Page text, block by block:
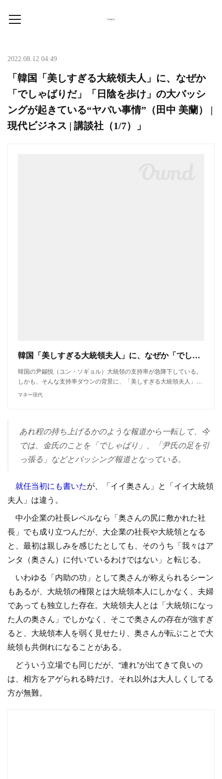
2022.08.12 04:49
「韓国「美しすぎる大統領夫人」に、なぜか
「でしゃばりだ」「日陰を歩け」の大バッシ
ングが起きている“ヤバい事情”（田中 美蘭） |
現代ビジネス | 講談社（1/7）」
韓国「美しすぎる大統領夫人」に、なぜか「でしゃばりだ」「日陰を歩け」の大バッシングが起きている“ヤバい事情”（田中 美蘭） @moneygendai
韓国の尹錫悦（ユン・ソギョル）大統領の支持率が急降下している。
しかも、そんな支持率ダウンの背景に、「美しすぎる大統領夫人」…
マネー現代
あれ程の持ち上げるかのような報道から一転して、今
では、金氏のことを「でしゃばり」、「尹氏の足を引
っ張る」などとバッシング報道となっている。
就任当初にも書いたが、「イイ奥さん」と「イイ大統領
夫人」は違う。
中小企業の社長レベルなら「奥さんの尻に敷かれた社
長」でも成り立つんだが、大企業の社長や大統領となる
と、最初は親しみを感じたとしても、そのうち「我々はア
ンタ（奥さん）に付いているわけではない」と転じる。
いわゆる「内助の功」として奥さんが称えられるシーン
もあるが、大統領の権限とは大統領本人にしかなく、夫婦
であっても独立した存在。大統領夫人とは「大統領になっ
た人の奥さん」でしかなく、そこで奥さんの存在が強すぎ
ると、大統領本人を弱く見せたり、奥さんが転ぶことで大
統領も共倒れになることがある。
どういう立場でも同じだが、“連れ”が出てきて良いの
は、相方をアゲられる時だけ。それ以外は大人しくしてる
方が無難。